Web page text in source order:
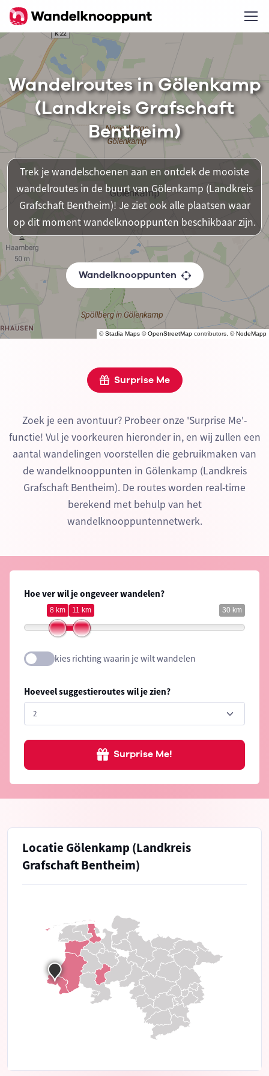
©Stadia Maps ©OpenStreetMap contributors, ©NodeMapp
Wandelroutes in Gölenkamp
(Landkreis Grafschaft
Bentheim)
Trek je wandelschoenen aan en ontdek de mooiste
wandelroutes in de buurt van Gölenkamp (Landkreis
Grafschaft Bentheim)! Je ziet ook alle plaatsen waar
op dit moment wandelknooppunten beschikbaar zijn.
Wandelknooppunten
Surprise Me
Zoek je een avontuur? Probeer onze 'Surprise Me'-
functie! Vul je voorkeuren hieronder in, en wij zullen een
aantal wandelingen voorstellen die gebruikmaken van
de wandelknooppunten in Gölenkamp (Landkreis
Grafschaft Bentheim). De routes worden real-time
berekend met behulp van het
wandelknooppuntennetwerk.
Hoe ver wil je ongeveer wandelen?
30 km
8 km 11 km
kies richting waarin je wilt wandelen
Hoeveel suggestieroutes wil je zien?
Surprise Me!
Locatie Gölenkamp (Landkreis
Grafschaft Bentheim)